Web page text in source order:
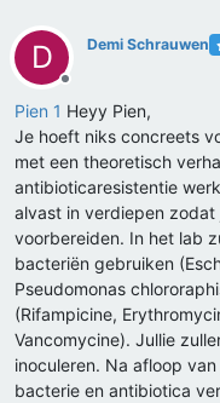
D
Offline
Demi Schrauwen
Pien 1 Heyy Pien,
Je hoeft niks concreets
met een theoretisch
antibioticaresistentie
alvast in verdiepen
voorbereiden. In het lab
bacteriën gebruiken
Pseudomonas
(Rifampicine,
Vancomycine). Jullie
inoculeren. Na afloop
bacterie en antibiotica